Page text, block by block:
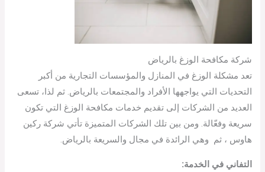
شركة مكافحة الوزغ بالرياض
تعد مشكلة الوزغ في المنازل والمؤسسات التجارية من أكبر
التحديات التي يواجهها الأفراد والمجتمعات بالرياض. ثم لذا، تسعى
العديد من الشركات إلى تقديم خدمات مكافحة الوزغ التي تكون
سريعة وفعّالة. ومن بين تلك الشركات المتميزة تأتي شركة ركين
هاوس ، ثم وهي الرائدة في مجال والسريعة بالرياض.
التفاني في الخدمة: